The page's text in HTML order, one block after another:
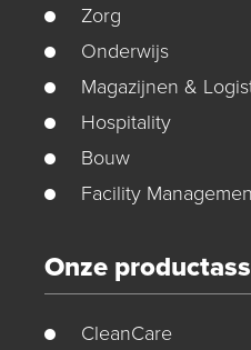
Zorg
Onderwijs
Magazijnen &
Hospitality
Bouw
Facility
Onze
CleanCare